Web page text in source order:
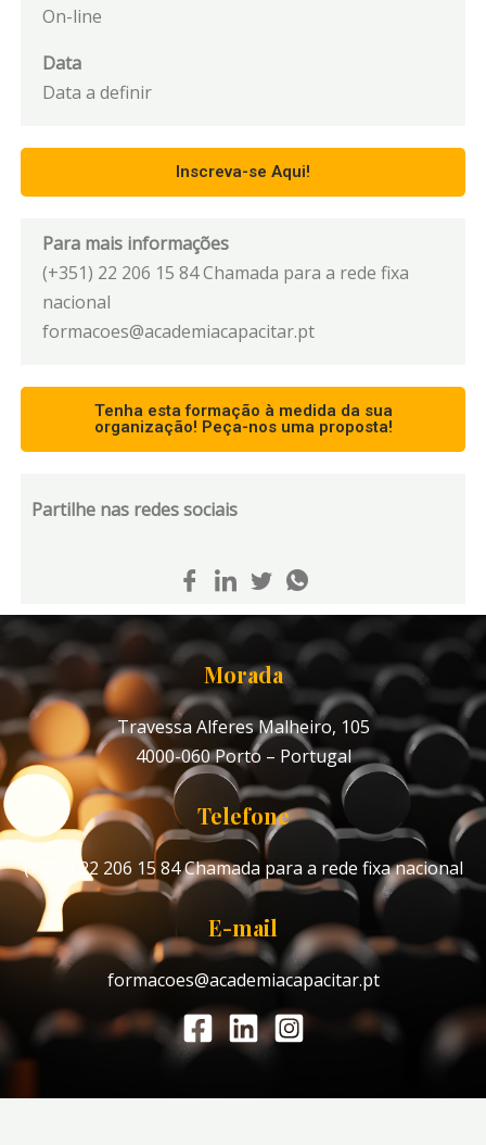
On-line
Data
Data a definir
Inscreva-se Aqui!
Para mais informações
(+351) 22 206 15 84 Chamada para a rede fixa
nacional
formacoes@academiacapacitar.pt
Tenha esta formação à medida da sua
organização! Peça-nos uma proposta!
Partilhe nas redes sociais
Morada
Travessa Alferes Malheiro, 105
4000-060 Porto – Portugal
Telefone
(+351) 22 206 15 84Chamada para a rede fixa nacional
E-mail
formacoes@academiacapacitar.pt